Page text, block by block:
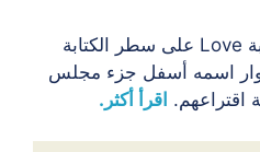
يمكن للناخبين ببساطة كتابة Love على سطر الكتابة
اسمه أسفل جزء مجلس
اقتراعهم. اقرأ أكثر.